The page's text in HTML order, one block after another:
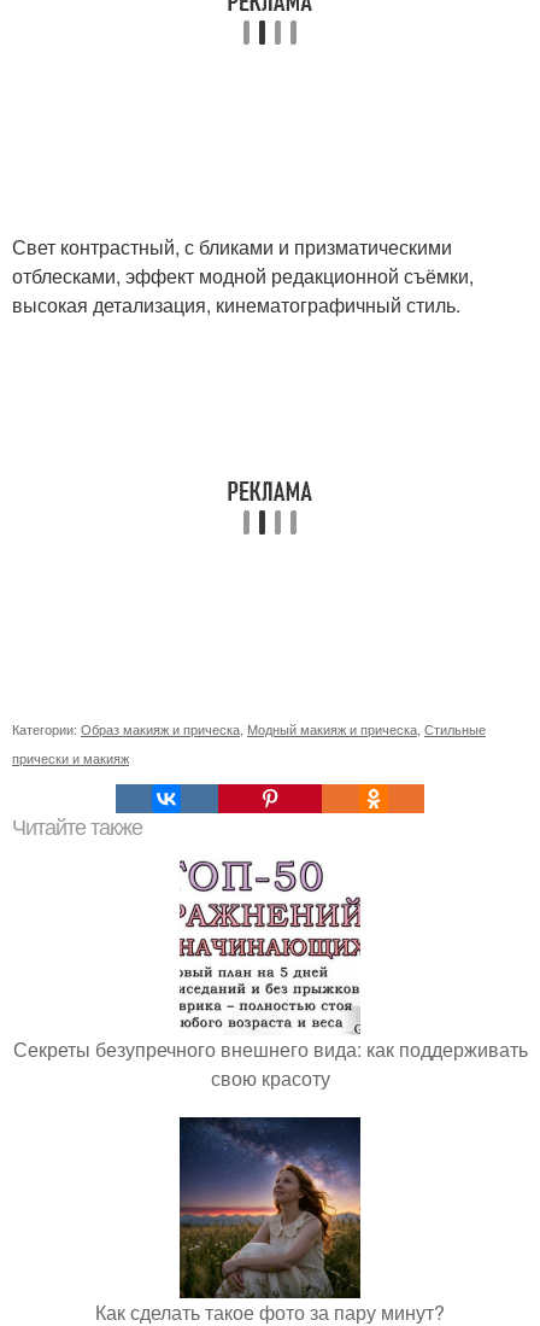
Свет контрастный, с бликами и призматическими
отблесками, эффект модной редакционной съёмки,
высокая детализация, кинематографичный стиль.
Категории: Образ макияж и прическа, Модный макияж и прическа, Стильные
прически и макияж
Читайте также
Секреты безупречного внешнего вида: как поддерживать
свою красоту
Как сделать такое фото за пару минут?